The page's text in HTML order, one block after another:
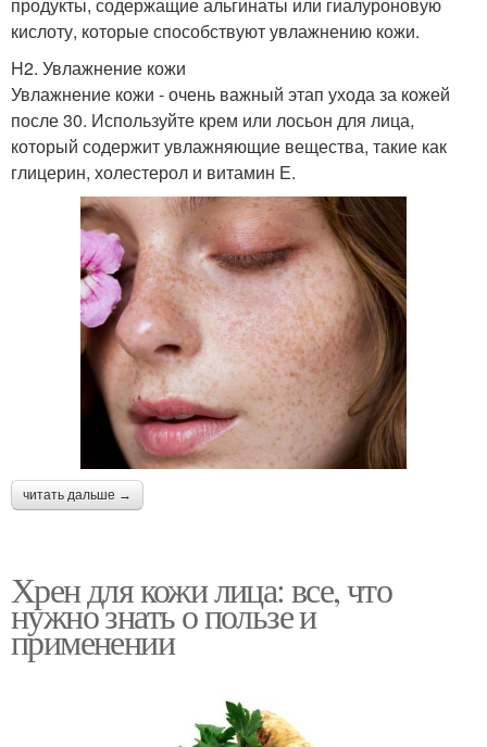
кислоту, которые способствуют увлажнению кожи.
H2. Увлажнение кожи
Увлажнение кожи - очень важный этап ухода за кожей
после 30. Используйте крем или лосьон для лица,
который содержит увлажняющие вещества, такие как
глицерин, холестерол и витамин Е.
читать дальше →
Хрен для кожи лица: все, что
нужно знать о пользе и
применении